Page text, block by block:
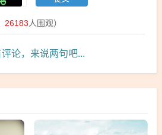
26183人围观）
论，来说两句吧...